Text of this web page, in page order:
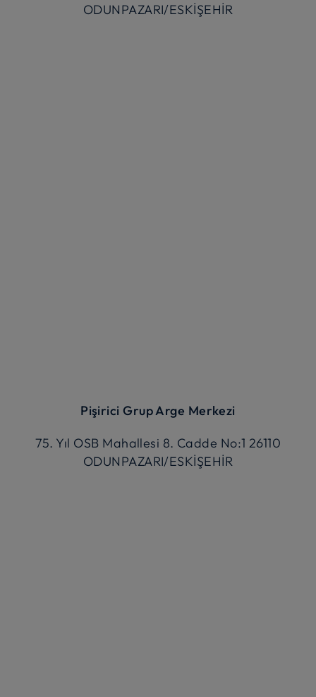
ODUNPAZARI/ESKİŞEHİR
Pişirici Grup Arge Merkezi
75. Yıl OSB Mahallesi 8. Cadde No:1 26110
ODUNPAZARI/ESKİŞEHİR